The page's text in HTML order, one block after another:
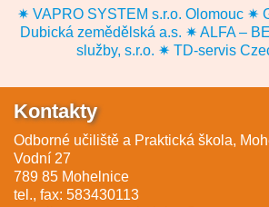
✷ VAPRO SYSTEM s.r.o. Olomouc ✷
Dubická zemědělská a.s. ✷ ALFA –
služby, s.r.o. ✷ TD-servis
Kontakty
Odborné učiliště a Praktická škola,
Vodní 27
789 85 Mohelnice
tel., fax: 583430113